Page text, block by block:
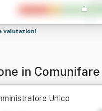
valutazioni
in
Unico